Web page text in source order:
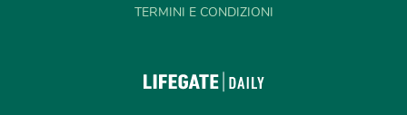
TERMINI E CONDIZIONI